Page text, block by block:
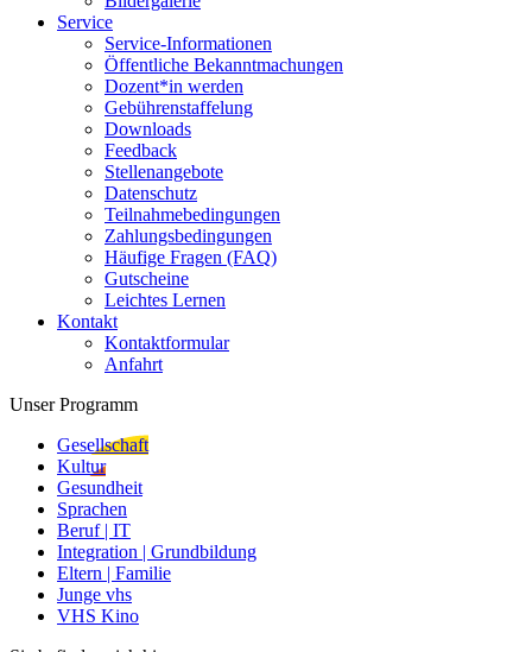
Service
Service-Informationen
Öffentliche Bekanntmachungen
Dozent*in werden
Gebührenstaffelung
Downloads
Feedback
Stellenangebote
Datenschutz
Teilnahmebedingungen
Zahlungsbedingungen
Häufige Fragen (FAQ)
Gutscheine
Leichtes Lernen
Kontakt
Kontaktformular
Anfahrt
Unser Programm
Gesellschaft
Kultur
Gesundheit
Sprachen
Beruf | IT
Integration | Grundbildung
Eltern | Familie
Junge vhs
VHS Kino